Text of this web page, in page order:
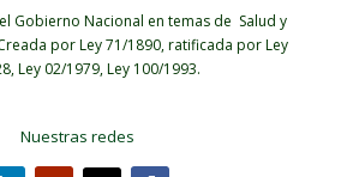
Gobierno Nacional en temas de Salud y
por Ley 71/1890, ratificada por Ley
Ley 02/1979, Ley 100/1993.
Nuestras redes